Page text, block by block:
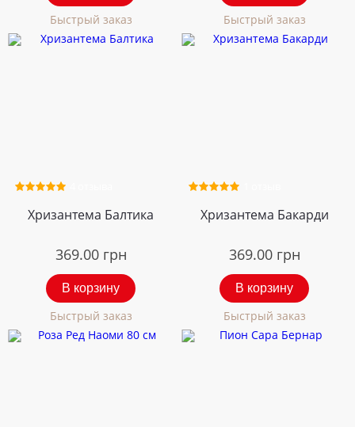
Быстрый заказ Быстрый заказ
Хризантема Балтика
369.00 грн
В корзину
Быстрый заказ
Хризантема Бакарди
369.00 грн
В корзину
Быстрый заказ